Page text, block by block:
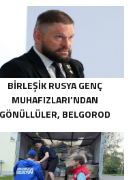
BIRLEŞIK RUSYA GENÇ
MUHAFIZLARI’NDAN
GÖNÜLLÜLER, BELGOROD
SÖNDÜRÜCÜLER VE
KONUSUNDA
YARDIMCI OLACAK